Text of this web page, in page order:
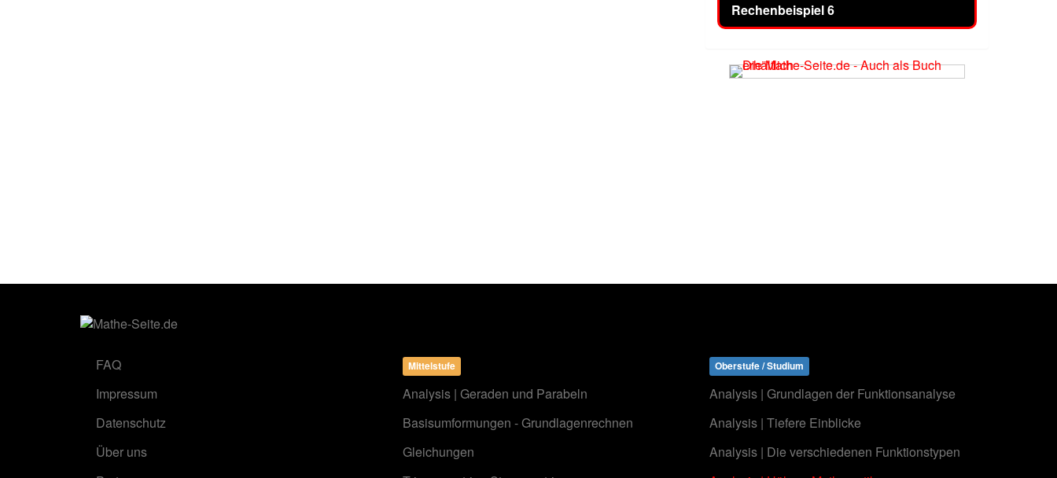
Rechenbeispiel 6
FAQ
Impressum
Datenschutz
Über uns
Mittelstufe
Analysis | Geraden und Parabeln
Basisumformungen - Grundlagenrechnen
Gleichungen
Oberstufe / Studium
Analysis | Grundlagen der Funktionsanalyse
Analysis | Tiefere Einblicke
Analysis | Die verschiedenen Funktionstypen